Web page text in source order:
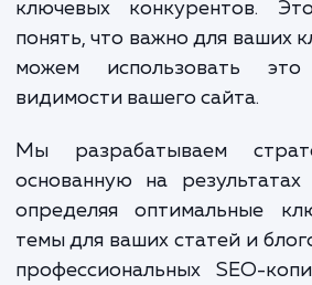
В качестве
копирайтинга, мы
достижения
начинается с